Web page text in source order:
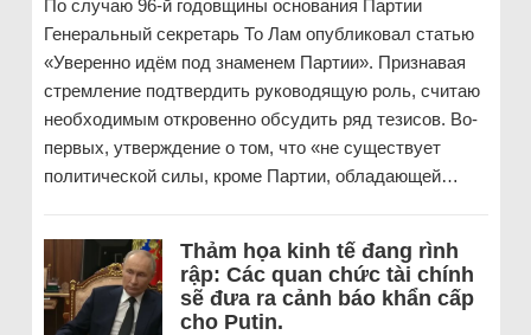
По случаю 96-й годовщины основания Партии
Генеральный секретарь То Лам опубликовал статью
«Уверенно идём под знаменем Партии». Признавая
стремление подтвердить руководящую роль, считаю
необходимым откровенно обсудить ряд тезисов. Во-
первых, утверждение о том, что «не существует
политической силы, кроме Партии, обладающей…
Thảm họa kinh tế đang rình
rập: Các quan chức tài chính
sẽ đưa ra cảnh báo khẩn cấp
cho Putin.